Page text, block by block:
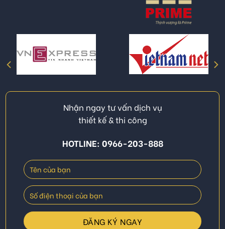
Nhận ngay tư vấn dịch vụ
thiết kế & thi công
HOTLINE: 0966-203-888